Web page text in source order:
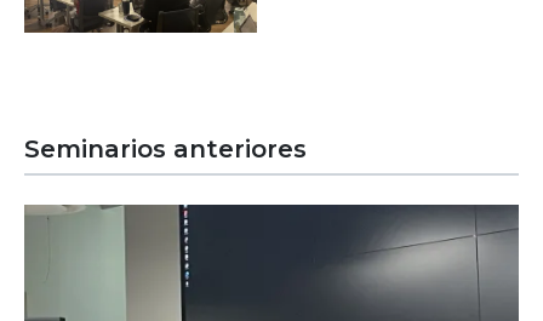
Seminarios anteriores